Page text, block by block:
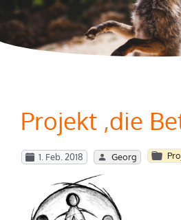
Projekt ‚die
1. Feb. 2018 Georg